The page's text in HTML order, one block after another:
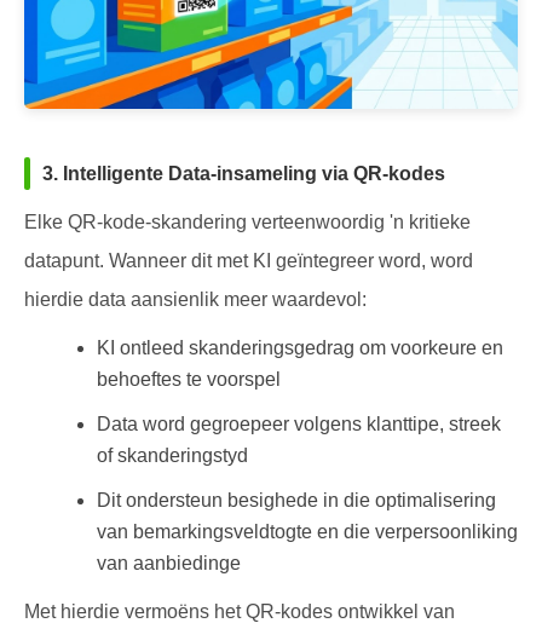
3. Intelligente Data-insameling via QR-kodes
Elke QR-kode-skandering verteenwoordig 'n kritieke
datapunt. Wanneer dit met KI geïntegreer word, word
hierdie data aansienlik meer waardevol:
KI ontleed skanderingsgedrag om voorkeure en
behoeftes te voorspel
Data word gegroepeer volgens klanttipe, streek
of skanderingstyd
Dit ondersteun besighede in die optimalisering
van bemarkingsveldtogte en die verpersoonliking
van aanbiedinge
Met hierdie vermoëns het QR-kodes ontwikkel van